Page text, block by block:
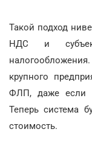
Такой подход
НДС и
крупного
ФЛП, даже если
Теперь система
стоимость.